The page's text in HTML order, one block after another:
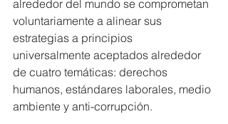
alrededor del mundo se comprometan
voluntariamente a alinear sus
estrategias a principios
universalmente aceptados alrededor
de cuatro temáticas: derechos
humanos, estándares laborales, medio
ambiente y anti-corrupción.